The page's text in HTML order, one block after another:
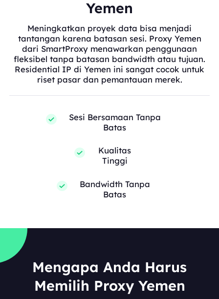
Yemen
Meningkatkan proyek data bisa menjadi
tantangan karena batasan sesi. Proxy Yemen
dari SmartProxy menawarkan penggunaan
fleksibel tanpa batasan bandwidth atau tujuan.
Residential IP di Yemen ini sangat cocok untuk
riset pasar dan pemantauan merek.
Sesi Bersamaan Tanpa
Batas
Kualitas
Tinggi
Bandwidth Tanpa
Batas
Mengapa Anda Harus
Memilih Proxy Yemen